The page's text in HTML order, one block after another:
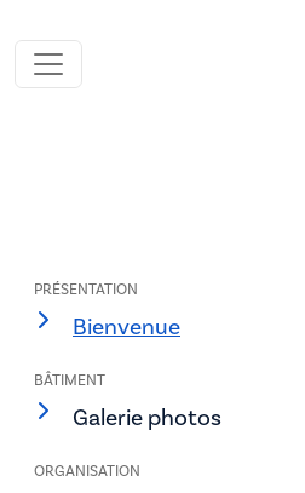
PRÉSENTATION
Bienvenue
BÂTIMENT
Galerie photos
ORGANISATION